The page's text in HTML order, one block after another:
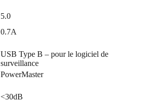
5.0
0.7A
USB Type B – pour le logiciel de
surveillance
PowerMaster
<30dB